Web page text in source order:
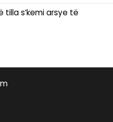
tilla s’kemi arsye të